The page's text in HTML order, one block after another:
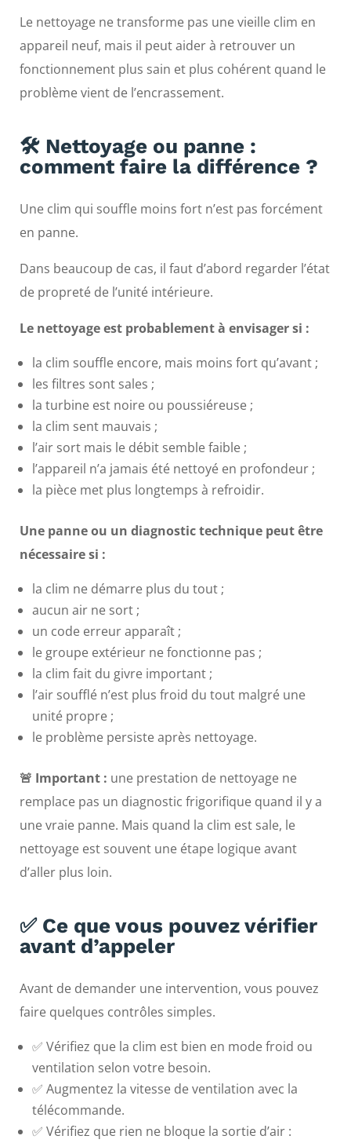
Le nettoyage ne transforme pas une vieille clim en
appareil neuf, mais il peut aider à retrouver un
fonctionnement plus sain et plus cohérent quand le
problème vient de l’encrassement.
🛠️ Nettoyage ou panne :
comment faire la différence ?
Une clim qui souffle moins fort n’est pas forcément
en panne.
Dans beaucoup de cas, il faut d’abord regarder l’état
de propreté de l’unité intérieure.
Le nettoyage est probablement à envisager si :
la clim souffle encore, mais moins fort qu’avant ;
les filtres sont sales ;
la turbine est noire ou poussiéreuse ;
la clim sent mauvais ;
l’air sort mais le débit semble faible ;
l’appareil n’a jamais été nettoyé en profondeur ;
la pièce met plus longtemps à refroidir.
Une panne ou un diagnostic technique peut être
nécessaire si :
la clim ne démarre plus du tout ;
aucun air ne sort ;
un code erreur apparaît ;
le groupe extérieur ne fonctionne pas ;
la clim fait du givre important ;
l’air soufflé n’est plus froid du tout malgré une
unité propre ;
le problème persiste après nettoyage.
🚨 Important : une prestation de nettoyage ne
remplace pas un diagnostic frigorifique quand il y a
une vraie panne. Mais quand la clim est sale, le
nettoyage est souvent une étape logique avant
d’aller plus loin.
✅ Ce que vous pouvez vérifier
avant d’appeler
Avant de demander une intervention, vous pouvez
faire quelques contrôles simples.
✅ Vérifiez que la clim est bien en mode froid ou
ventilation selon votre besoin.
✅ Augmentez la vitesse de ventilation avec la
télécommande.
✅ Vérifiez que rien ne bloque la sortie d’air :